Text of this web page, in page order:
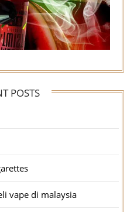
POSTS
vape di malaysia